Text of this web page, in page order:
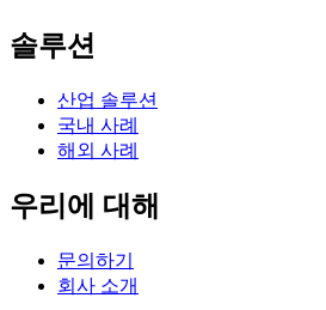
솔루션
산업 솔루션
국내 사례
해외 사례
우리에 대해
문의하기
회사 소개